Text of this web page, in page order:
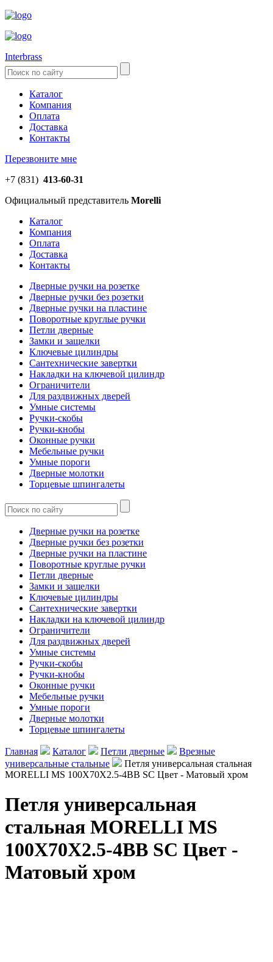
Interbrass
Каталог
Компания
Оплата
Доставка
Контакты
Перезвоните мне
+7 (831) 413-60-31
Официальный представитель Morelli
Каталог
Компания
Оплата
Доставка
Контакты
Дверные ручки на розетке
Дверные ручки без розетки
Дверные ручки на пластине
Поворотные круглые ручки
Петли дверные
Замки и защелки
Ключевые цилиндры
Сантехнические завертки
Накладки на ключевой цилиндр
Ограничители
Для раздвижных дверей
Умные системы
Ручки-скобы
Ручки-кнобы
Оконные ручки
Мебельные ручки
Умные пороги
Дверные молотки
Торцевые шпингалеты
Дверные ручки на розетке
Дверные ручки без розетки
Дверные ручки на пластине
Поворотные круглые ручки
Петли дверные
Замки и защелки
Ключевые цилиндры
Сантехнические завертки
Накладки на ключевой цилиндр
Ограничители
Для раздвижных дверей
Умные системы
Ручки-скобы
Ручки-кнобы
Оконные ручки
Мебельные ручки
Умные пороги
Дверные молотки
Торцевые шпингалеты
Главная Каталог Петли дверные
Врезные
универсальные стальные
Петля универсальная стальная
MORELLI MS 100X70X2.5-4BB SC Цвет - Матовый хром
Петля универсальная
стальная MORELLI MS
100X70X2.5-4BB SC Цвет -
Матовый хром